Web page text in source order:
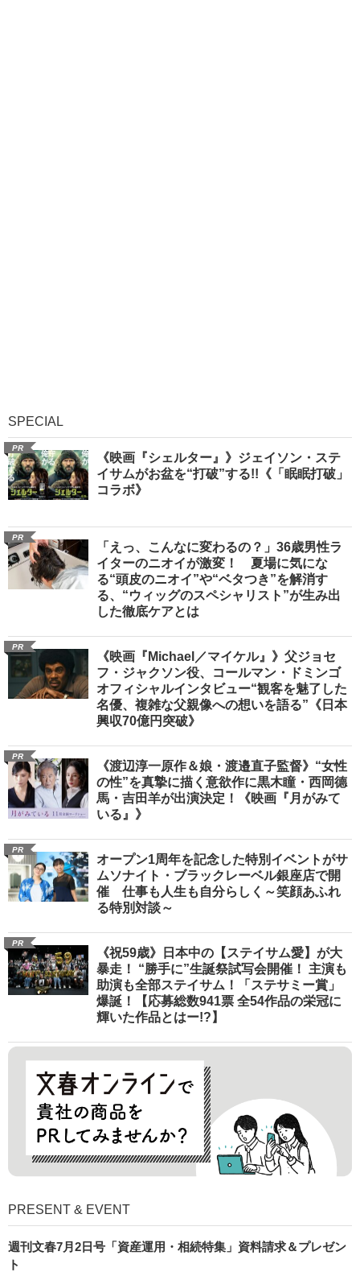
SPECIAL
PR
《映画『シェルター』》ジェイソン・ステ
イサムがお盆を“打破”する!!《「眠眠打破」
コラボ》
PR
「えっ、こんなに変わるの？」36歳男性ラ
イターのニオイが激変！ 夏場に気にな
る“頭皮のニオイ”や“ベタつき”を解消す
る、“ウィッグのスペシャリスト”が生み出
した徹底ケアとは
PR
《映画『Michael／マイケル』》父ジョセ
フ・ジャクソン役、コールマン・ドミンゴ
オフィシャルインタビュー“観客を魅了した
名優、複雑な父親像への想いを語る”《日本
興収70億円突破》
PR
《渡辺淳一原作＆娘・渡邉直子監督》“女性
の性”を真摯に描く意欲作に黒木瞳・西岡德
馬・吉田羊が出演決定！《映画『月がみて
いる』》
PR
オープン1周年を記念した特別イベントがサ
ムソナイト・ブラックレーベル銀座店で開
催 仕事も人生も自分らしく～笑顔あふれ
る特別対談～
PR
《祝59歳》日本中の【ステイサム愛】が大
暴走！ “勝手に”生誕祭試写会開催！ 主演も
助演も全部ステイサム！「ステサミー賞」
爆誕！【応募総数941票 全54作品の栄冠に
輝いた作品とはー!?】
PRESENT & EVENT
週刊文春7月2日号「資産運用・相続特集」資料請求＆プレゼン
ト